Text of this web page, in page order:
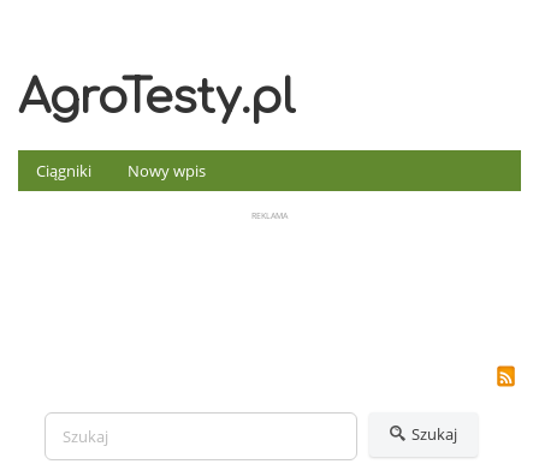
AgroTesty.pl
Ciągniki Nowy wpis
Szukaj